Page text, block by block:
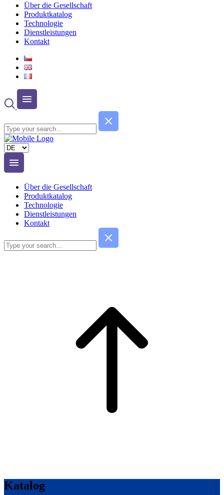
Über die Gesellschaft
Produktkatalog
Technologie
Dienstleistungen
Kontakt
Sprache
auswählen
Über die Gesellschaft
Produktkatalog
Technologie
Dienstleistungen
Kontakt
Katalog